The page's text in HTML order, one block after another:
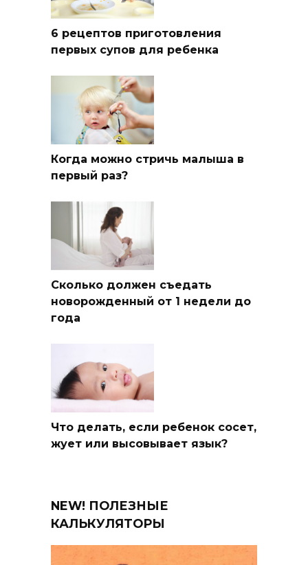
6 рецептов приготовления
первых супов для ребенка
Когда можно стричь малыша в
первый раз?
Сколько должен съедать
новорожденный от 1 недели до
года
Что делать, если ребенок сосет,
жует или высовывает язык?
NEW! ПОЛЕЗНЫЕ
КАЛЬКУЛЯТОРЫ